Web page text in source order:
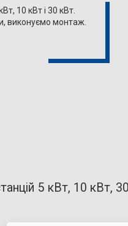
10 кВт і 30 кВт.
виконуємо монтаж.
5 кВт, 10 кВт,